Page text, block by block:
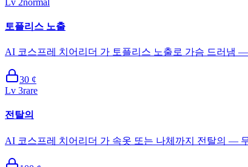
토플리스 노출
AI 코스프레 치어리더 가 토플리스 노출로 가슴 드러냄
30 ¢
Lv 3rare
전탈의
AI 코스프레 치어리더 가 속옷 또는 나체까지 전탈의 —